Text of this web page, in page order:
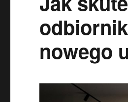
nowego